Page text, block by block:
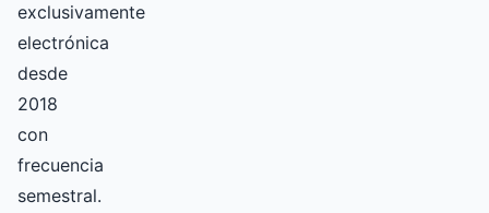
exclusivamente
electrónica
desde
2018
con
frecuencia
semestral.